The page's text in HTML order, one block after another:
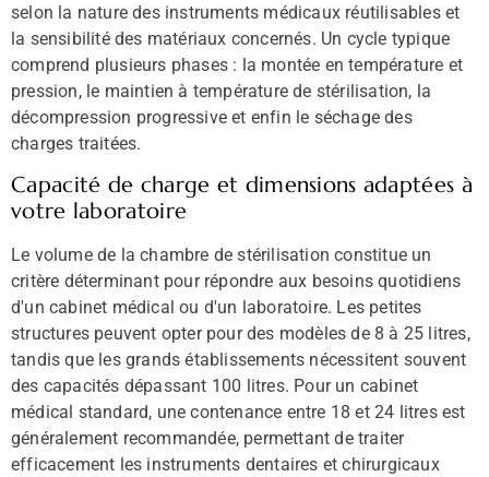
selon la nature des instruments médicaux réutilisables et
la sensibilité des matériaux concernés. Un cycle typique
comprend plusieurs phases : la montée en température et
pression, le maintien à température de stérilisation, la
décompression progressive et enfin le séchage des
charges traitées.
Capacité de charge et dimensions adaptées à
votre laboratoire
Le volume de la chambre de stérilisation constitue un
critère déterminant pour répondre aux besoins quotidiens
d'un cabinet médical ou d'un laboratoire. Les petites
structures peuvent opter pour des modèles de 8 à 25 litres,
tandis que les grands établissements nécessitent souvent
des capacités dépassant 100 litres. Pour un cabinet
médical standard, une contenance entre 18 et 24 litres est
généralement recommandée, permettant de traiter
efficacement les instruments dentaires et chirurgicaux